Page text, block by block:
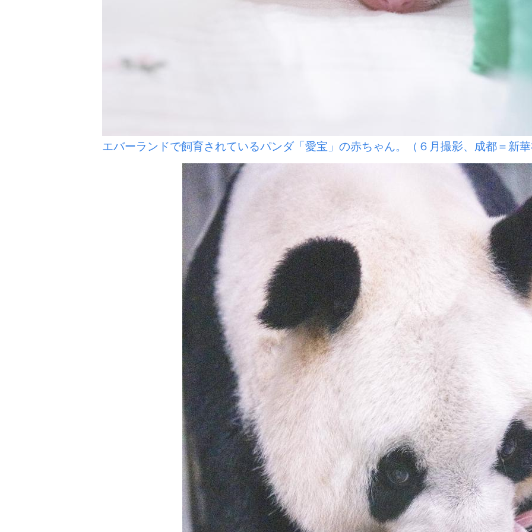
エバーランドで飼育されているパンダ「愛宝」の赤ちゃん。（６月撮影、成都＝新